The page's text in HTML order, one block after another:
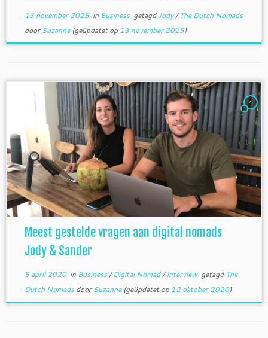
13 november 2025in Business getagdJody/The Dutch Nomads
doorSuzanne(geüpdatet op 13 november 2025)
4
Meest gestelde vragen aan digital nomads
Jody & Sander
5 april 2020in Business/Digital Nomad/Interview getagd The
Dutch NomadsdoorSuzanne(geüpdatet op 12 oktober 2020)